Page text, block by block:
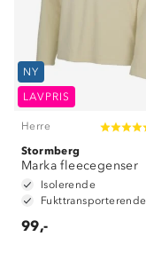
NY
LAVPRIS
Herre
Stormberg
Marka fleecegenser
Isolerende
Fukttransporterende
99,-